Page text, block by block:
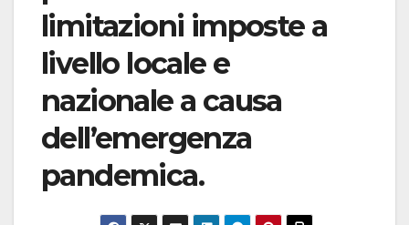
limitazioni imposte a
livello locale e
nazionale a causa
dell’emergenza
pandemica.